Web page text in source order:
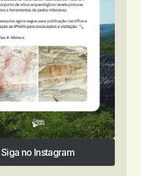
Siga no Instagram
Siga no Instagram